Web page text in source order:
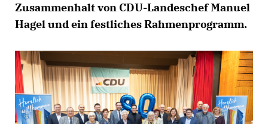
Zusammenhalt von CDU-Landeschef Manuel
Hagel und ein festliches Rahmenprogramm.